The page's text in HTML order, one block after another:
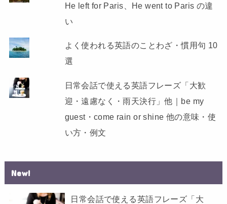
He left for Paris、He went to Paris の違
い
よく使われる英語のことわざ・慣用句 10
選
日常会話で使える英語フレーズ「大歓
迎・遠慮なく・雨天決行」他｜be my
guest・come rain or shine 他の意味・使
い方・例文
New!
日常会話で使える英語フレーズ「大